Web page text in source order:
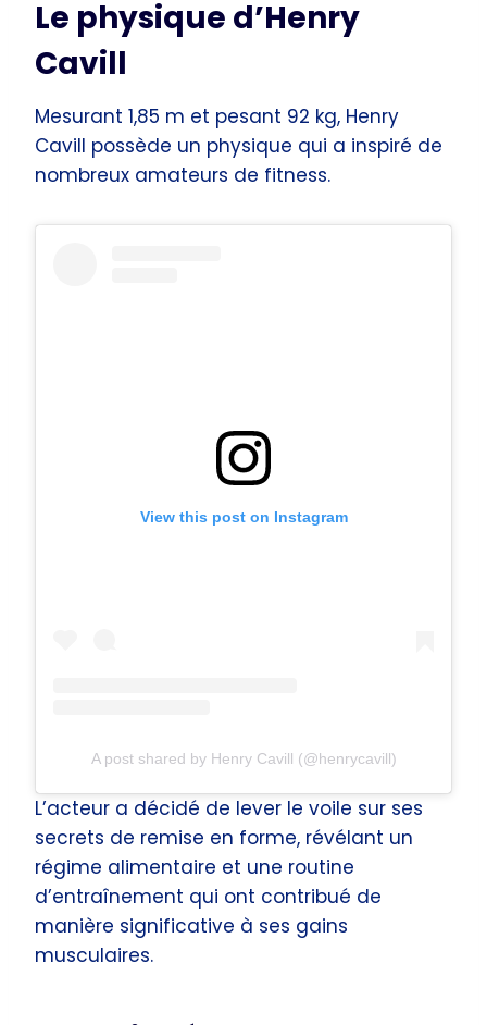
Le physique d’Henry
Cavill
Mesurant 1,85 m et pesant 92 kg, Henry
Cavill possède un physique qui a inspiré de
nombreux amateurs de fitness.
View this post on Instagram
A post shared by Henry Cavill (@henrycavill)
L’acteur a décidé de lever le voile sur ses
secrets de remise en forme, révélant un
régime alimentaire et une routine
d’entraînement qui ont contribué de
manière significative à ses gains
musculaires.